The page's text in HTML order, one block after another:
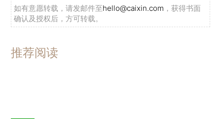
如有意愿转载，请发邮件至hello@caixin.com ，获得书面
确认及授权后，方可转载。
推荐阅读